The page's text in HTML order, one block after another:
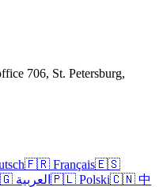
706, St. Petersburg,
🇫🇷 Français🇪🇸
العربية 🇵🇱 Polski🇨🇳 中